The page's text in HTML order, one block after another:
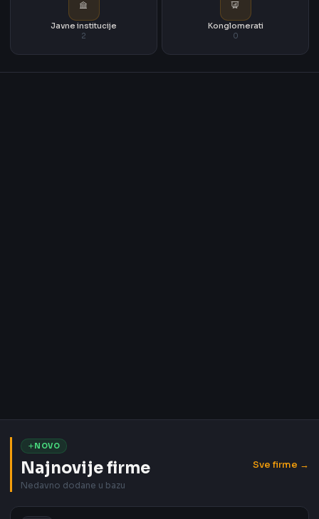
Javne institucije
2
Konglomerati
0
NOVO
Najnovije firme
Nedavno dodane u bazu
Sve firme →